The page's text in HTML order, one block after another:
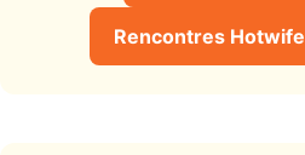
Rencontres Hotwife